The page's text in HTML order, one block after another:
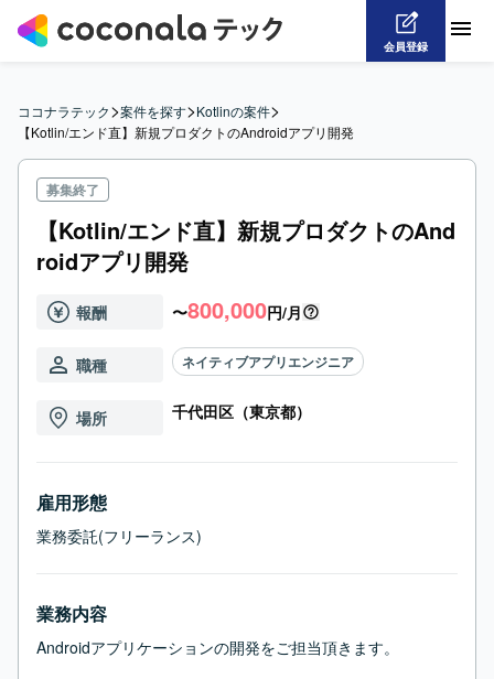
会員登録
ココナラテック>案件を探す>Kotlinの案件>
【Kotlin/エンド直】新規プロダクトのAndroidアプリ開発
募集終了
【Kotlin/エンド直】新規プロダクトのAnd
roidアプリ開発
報酬 〜800,000円/月
職種 ネイティブアプリエンジニア
場所 千代田区（東京都）
雇用形態
業務委託(フリーランス)
業務内容
Androidアプリケーションの開発をご担当頂きます。